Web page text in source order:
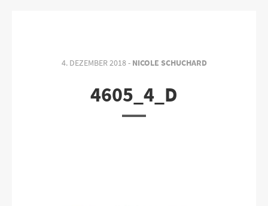
4. DEZEMBER 2018 - NICOLE SCHUCHARD
4605_4_D